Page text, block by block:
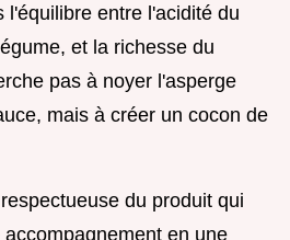
l'équilibre entre l'acidité du
et la richesse du
pas à noyer l'asperge
mais à créer un cocon de
du produit qui
en une